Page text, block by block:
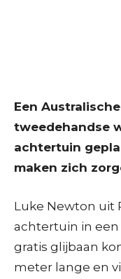
Een
tweedehandse
achtertuin
maken zich
Luke Newton uit
achtertuin in
gratis glijbaan
meter lange en